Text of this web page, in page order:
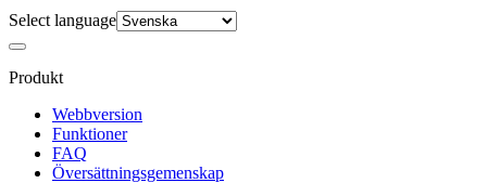
Select language
Produkt
Webbversion
Funktioner
FAQ
Översättningsgemenskap